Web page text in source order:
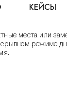
КЕЙСЫ
места или
режиме